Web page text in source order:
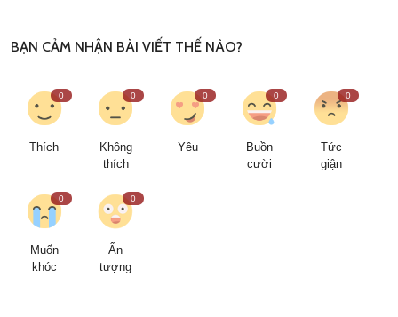
BẠN CẢM NHẬN BÀI VIẾT THẾ NÀO?
0
Thích
0
Không
thích
0
Yêu
0
Buồn
cười
0
Tức
giận
0
Muốn
khóc
0
Ấn
tượng